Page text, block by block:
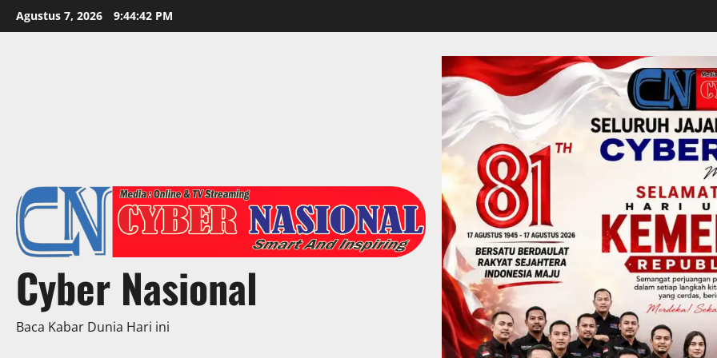
Skip
to
Agustus 7, 2026 9:44:44 PM
Cyber Nasional
Baca Kabar Dunia Hari ini